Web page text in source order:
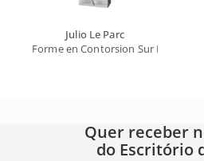
Julio Le Parc
Forme en Contorsion Sur Fond Blanc
Quer receber
do Escritório